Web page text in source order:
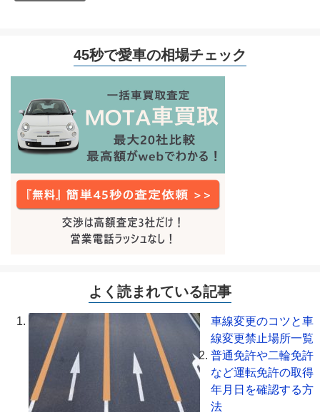
45秒で愛車の相場チェック
よく読まれている記事
車線変更のコツと車
線変更禁止場所一覧
普通免許や二輪免許
など運転免許の取得
年月日を確認する方
法